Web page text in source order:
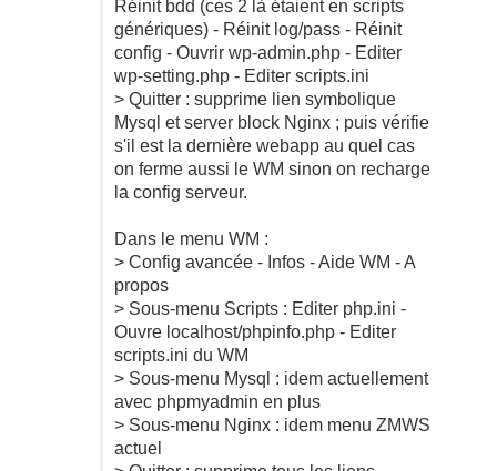
Réinit bdd (ces 2 là étaient en scripts
génériques) - Réinit log/pass - Réinit
config - Ouvrir wp-admin.php - Editer
wp-setting.php - Editer scripts.ini
> Quitter : supprime lien symbolique
Mysql et server block Nginx ; puis vérifie
s'il est la dernière webapp au quel cas
on ferme aussi le WM sinon on recharge
la config serveur.
Dans le menu WM :
> Config avancée - Infos - Aide WM - A
propos
> Sous-menu Scripts : Editer php.ini -
Ouvre localhost/phpinfo.php - Editer
scripts.ini du WM
> Sous-menu Mysql : idem actuellement
avec phpmyadmin en plus
> Sous-menu Nginx : idem menu ZMWS
actuel